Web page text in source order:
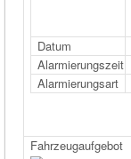
Datum
Alarmierungszeit
Alarmierungsart
Fahrzeugaufgebot